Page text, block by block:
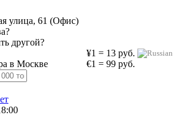
улица, 61 (Офис)
другой?
¥1 = 13 руб.
€1 = 99 руб.
в Москве